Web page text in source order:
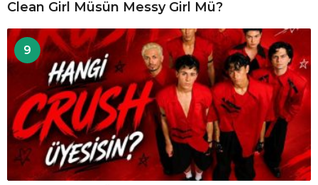
Clean Girl Müsün Messy Girl Mü?
9